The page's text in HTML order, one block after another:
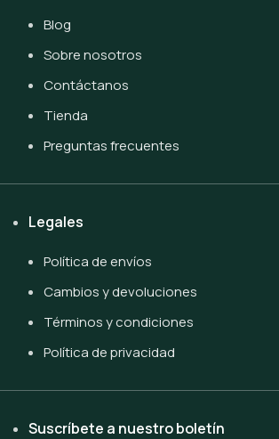
Blog
Sobre nosotros
Contáctanos
Tienda
Preguntas frecuentes
Legales
Política de envíos
Cambios y devoluciones
Términos y condiciones
Política de privacidad
Suscríbete a nuestro boletín